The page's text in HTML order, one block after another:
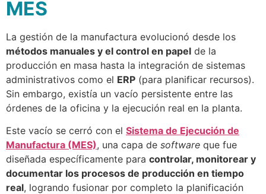
MES
La gestión de la manufactura evolucionó desde los
métodos manuales y el control en papel de la
producción en masa hasta la integración de sistemas
administrativos como el ERP (para planificar recursos).
Sin embargo, existía un vacío persistente entre las
órdenes de la oficina y la ejecución real en la planta.
Este vacío se cerró con el Sistema de Ejecución de
Manufactura (MES), una capa de software que fue
diseñada específicamente para controlar, monitorear y
documentar los procesos de producción en tiempo
real, logrando fusionar por completo la planificación